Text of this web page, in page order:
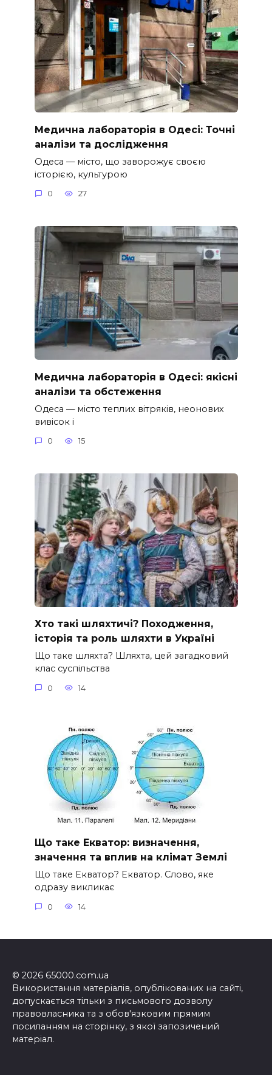
Медична лабораторія в Одесі: Точні
аналізи та дослідження
Одеса — місто, що заворожує своєю
історією, культурою
0 27
Медична лабораторія в Одесі: якісні
аналізи та обстеження
Одеса — місто теплих вітряків, неонових
вивісок і
0 15
Хто такі шляхтичі? Походження,
історія та роль шляхти в Україні
Що таке шляхта? Шляхта, цей загадковий
клас суспільства
0 14
Що таке Екватор: визначення,
значення та вплив на клімат Землі
Що таке Екватор? Екватор. Слово, яке
одразу викликає
0 14
© 2026 65000.com.ua
Використання матеріалів, опублікованих на сайті,
допускається тільки з письмового дозволу
правовласника та з обов'язковим прямим
посиланням на сторінку, з якої запозичений
матеріал.